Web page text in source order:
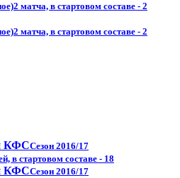
2 матча, в стартовом составе - 2
2 матча, в стартовом составе - 2
КФССезон 2016/17
в стартовом составе - 18
КФССезон 2016/17